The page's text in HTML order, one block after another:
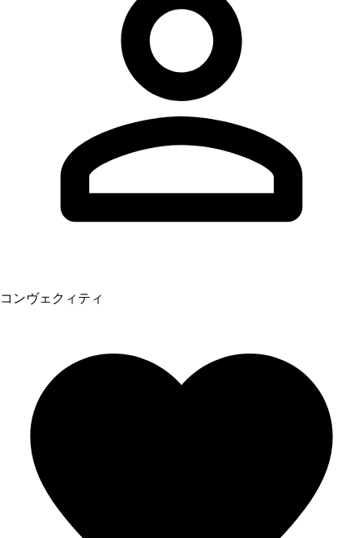
コンヴェクィティ